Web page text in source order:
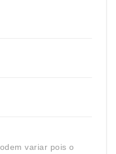
variar pois o